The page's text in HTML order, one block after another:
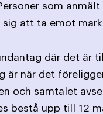
som
att ta emot
där det
är när det
och samtalet
bestå upp till 12